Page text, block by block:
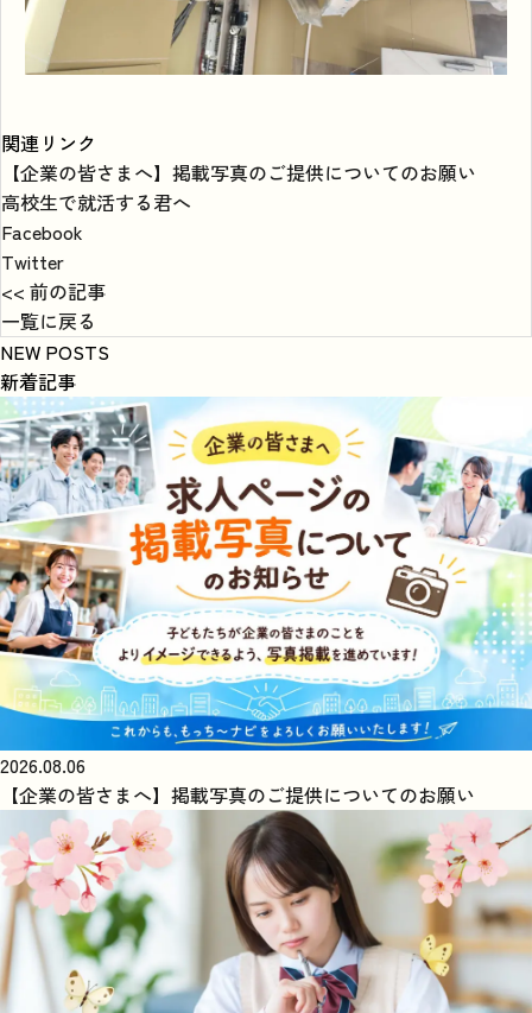
関連リンク
【企業の皆さまへ】掲載写真のご提供についてのお願い
高校生で就活する君へ
Facebook
Twitter
<< 前の記事
一覧に戻る
NEW POSTS
新着記事
2026.08.06
【企業の皆さまへ】掲載写真のご提供についてのお願い